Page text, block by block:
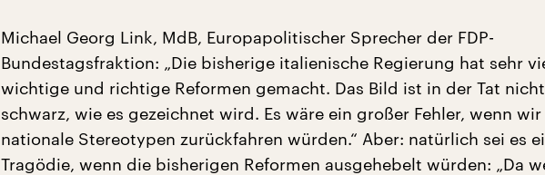
Michael Georg Link, MdB, Europapolitischer Sprecher der FDP-
Bundestagsfraktion: „Die bisherige italienische Regierung hat sehr
wichtige und richtige Reformen gemacht. Das Bild ist in der Tat
schwarz, wie es gezeichnet wird. Es wäre ein großer Fehler, wenn wir
nationale Stereotypen zurückfahren würden.“ Aber: natürlich sei es
Tragödie, wenn die bisherigen Reformen ausgehebelt würden: „Da